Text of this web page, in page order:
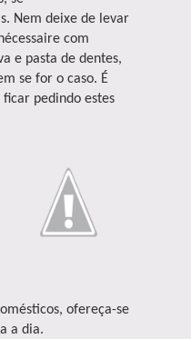
Nem deixe de levar
com
e pasta de dentes,
se for o caso. É
pedindo estes
ofereça-se
a dia.